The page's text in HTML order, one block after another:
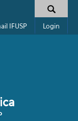
IFUSP Login